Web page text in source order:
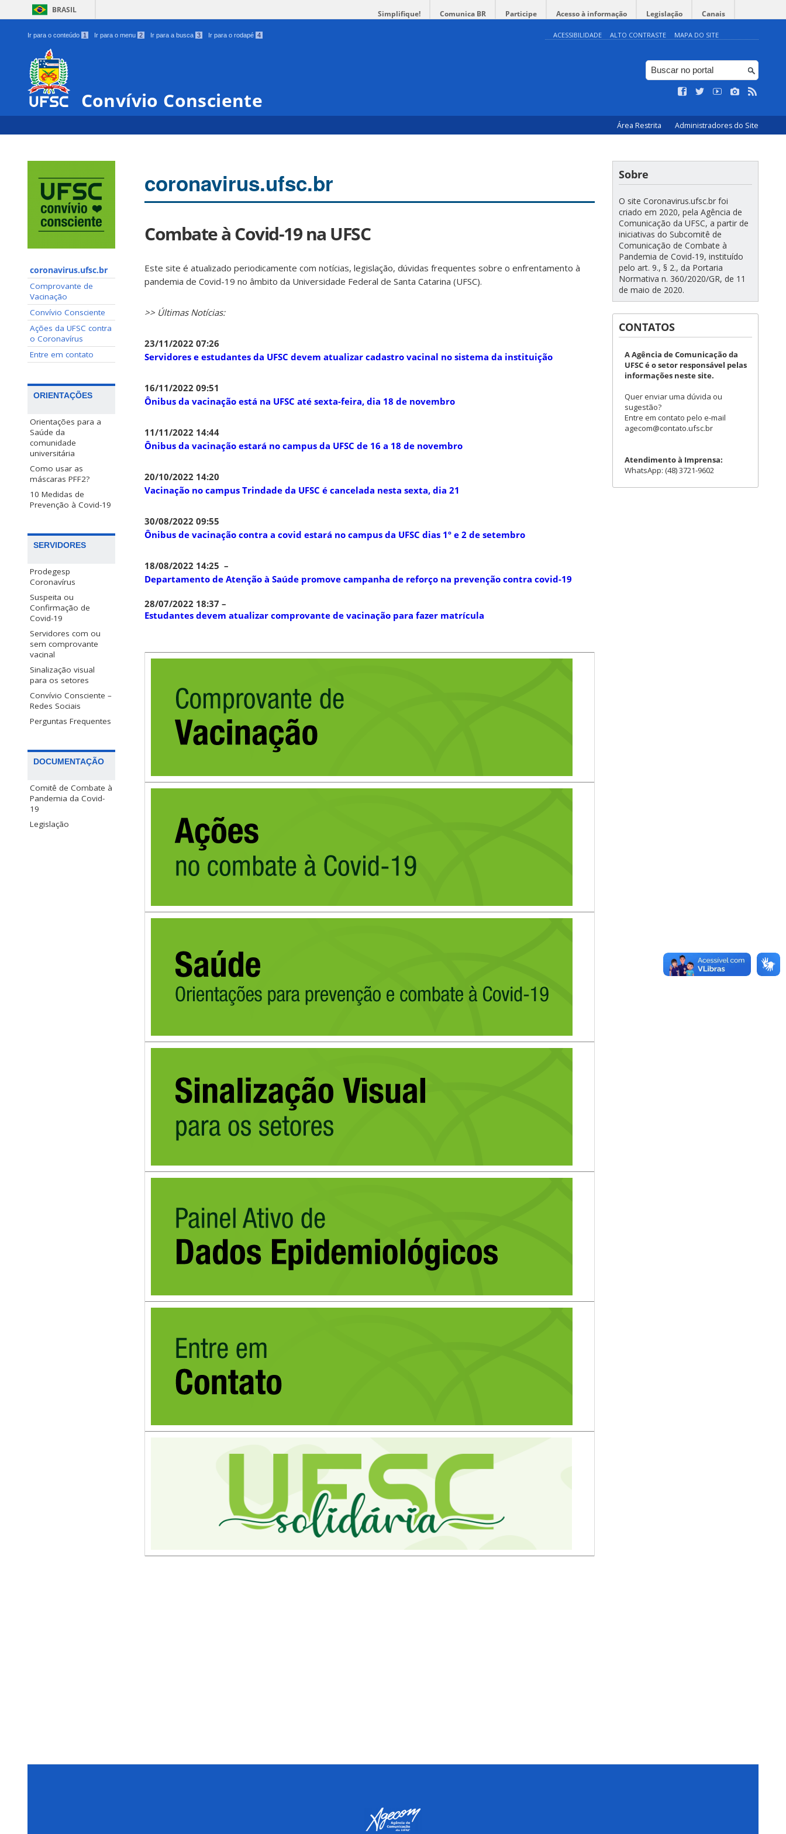
BRASIL Simplifique! Comunica BR Participe Acesso à informação Legislação Canais
Ir para o conteúdo 1 Ir para o menu 2 Ir para a busca 3 Ir para o rodapé 4 ACESSIBILIDADE ALTO CONTRASTE MAPA DO SITE
Convívio Consciente
Área Restrita Administradores do Site
coronavirus.ufsc.br
Comprovante de
Vacinação
Convívio Consciente
Ações da UFSC contra
o Coronavírus
Entre em contato
ORIENTAÇÕES
Orientações para a
Saúde da
comunidade
universitária
Como usar as
máscaras PFF2?
10 Medidas de
Prevenção à Covid-19
SERVIDORES
Prodegesp
Coronavírus
Suspeita ou
Confirmação de
Covid-19
Servidores com ou
sem comprovante
vacinal
Sinalização visual
para os setores
Convívio Consciente –
Redes Sociais
Perguntas Frequentes
DOCUMENTAÇÃO
Comitê de Combate à
Pandemia da Covid-
19
Legislação
coronavirus.ufsc.br
Combate à Covid-19 na UFSC
Este site é atualizado periodicamente com notícias, legislação, dúvidas frequentes sobre o enfrentamento à
pandemia de Covid-19 no âmbito da Universidade Federal de Santa Catarina (UFSC).
>> Últimas Notícias:
23/11/2022 07:26
Servidores e estudantes da UFSC devem atualizar cadastro vacinal no sistema da instituição
16/11/2022 09:51
Ônibus da vacinação está na UFSC até sexta-feira, dia 18 de novembro
11/11/2022 14:44
Ônibus da vacinação estará no campus da UFSC de 16 a 18 de novembro
20/10/2022 14:20
Vacinação no campus Trindade da UFSC é cancelada nesta sexta, dia 21
30/08/2022 09:55
Ônibus de vacinação contra a covid estará no campus da UFSC dias 1º e 2 de setembro
18/08/2022 14:25 –
Departamento de Atenção à Saúde promove campanha de reforço na prevenção contra covid-19
28/07/2022 18:37 –
Estudantes devem atualizar comprovante de vacinação para fazer matrícula
Sobre
O site Coronavirus.ufsc.br foi
criado em 2020, pela Agência de
Comunicação da UFSC, a partir de
iniciativas do Subcomitê de
Comunicação de Combate à
Pandemia de Covid-19, instituído
pelo art. 9., § 2., da Portaria
Normativa n. 360/2020/GR, de 11
de maio de 2020.
CONTATOS
A Agência de Comunicação da
UFSC é o setor responsável pelas
informações neste site.
Quer enviar uma dúvida ou
sugestão?
Entre em contato pelo e-mail
agecom@contato.ufsc.br
Atendimento à Imprensa:
WhatsApp: (48) 3721-9602